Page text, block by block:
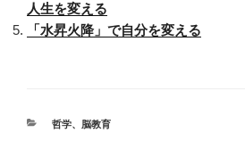
人生を変える
「水昇火降」で自分を変える
カ
哲学、 脳教育